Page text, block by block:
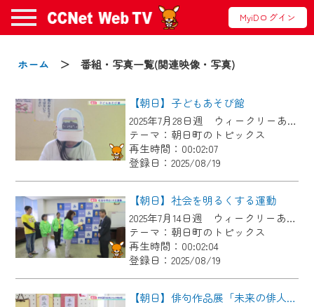
MyiDログイン
ホーム ＞ 番組・写真一覧(関連映像・写真)
【朝日】子どもあそび館
2025年7月28日週 ウィークリーあさひにて放送
テーマ：朝日町のトピックス
再生時間：00:02:07
登録日：2025/08/19
【朝日】社会を明るくする運動
2025年7月14日週 ウィークリーあさひにて放送
テーマ：朝日町のトピックス
再生時間：00:02:04
登録日：2025/08/19
【朝日】俳句作品展「未来の俳人たち」（中学校の部）
お知らせ
2024/09/02
動画配信サービス『CCNet Web TV』は2024
年9月24日からリニューアルします！
【変更点】
◆デザイン変更により、お住まいの地域
の動画コンテンツが一目瞭然。
◆当社アプリやＰＣブラウザから、いつ
でも・どこでも・外出先でも！
CCNetサービスエリア20市町の地域情報
番組をご視聴いただけます！